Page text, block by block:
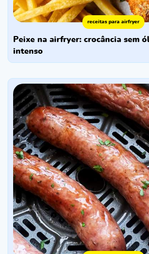
receitas para airfryer
peixe na airfryer: crocância sem óleo e sabor
intenso